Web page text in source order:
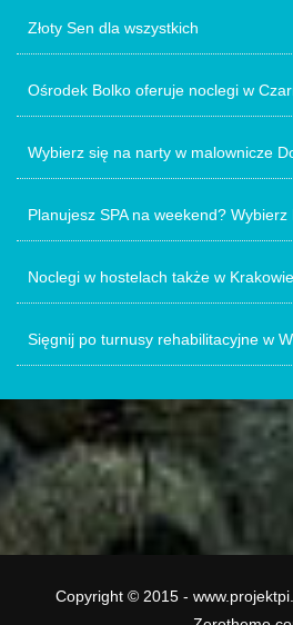
Złoty Sen dla wszystkich
Ośrodek Bolko oferuje noclegi w
Wybierz się na narty w malownicze
Planujesz SPA na weekend? Wybierz
Noclegi w hostelach także w Krakowie
Sięgnij po turnusy rehabilitacyjne w
Copyright © 2015 -